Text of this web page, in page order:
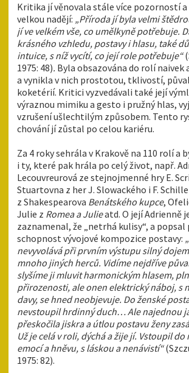
Kritika jí věnovala stále více pozorností
velkou nadějí: „Příroda jí byla velmi
jí ve velkém vše, co umělkyně potřebuje.
krásného vzhledu, postavy i hlasu, také
intuice, s níž vycítí, co její role potřebuje“
1975: 48). Byla obsazována do rolí naivek
a vynikla v nich prostotou, tklivostí,
koketérií. Kritici vyzvedávali také její
výraznou mimiku a gesto i pružný hlas,
vzrušení ušlechtilým způsobem. Tento
chování jí zůstal po celou kariéru.
Za 4 roky sehrála v Krakově na 110 rolí a
i ty, které pak hrála po celý život, např.
Lecouvreurová ze stejnojmenné hry E.
Stuartovna z her J. Slowackého i F.
z Shakespearova Benátského kupce,
Julie z Romea a Julieatd. O její Adrienně
zaznamenal, že „netrhá kulisy“, a
schopnost vývojové kompozice postavy:
nevyvolává při prvním výstupu silný
mnoho jiných herců. Vidíme nejdříve
slyšíme ji mluvit harmonickým hlasem,
přirozenosti, ale onen elektrický náboj, s
davy, se hned neobjevuje. Do ženské
nevstoupil hrdinný duch… Ale najednou
přeskočila jiskra a útlou postavu ženy
Už je celá v roli, dýchá a žije jí. Vstoupil
emocí a hněvu, s láskou a nenávistí“
1975: 82).